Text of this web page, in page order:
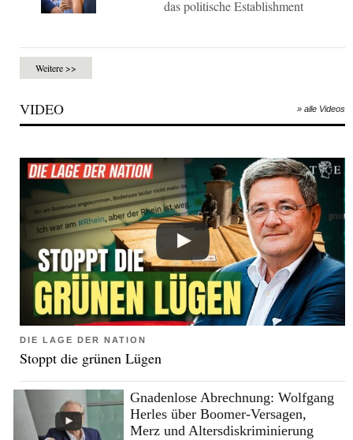
das politische Establishment
Weitere >>
VIDEO » alle Videos
DIE LAGE DER NATION
Stoppt die grünen Lügen
Gnadenlose Abrechnung: Wolfgang
Herles über Boomer-Versagen,
Merz und Altersdiskriminierung